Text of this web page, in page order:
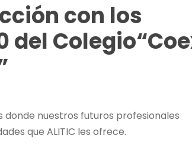
con los
del
donde nuestros futuros profesionales
que ALITIC les ofrece.